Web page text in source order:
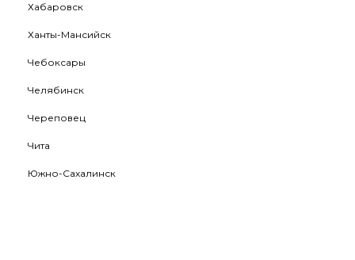
Хабаровск
Ханты-Мансийск
Чебоксары
Челябинск
Череповец
Чита
Южно-Сахалинск